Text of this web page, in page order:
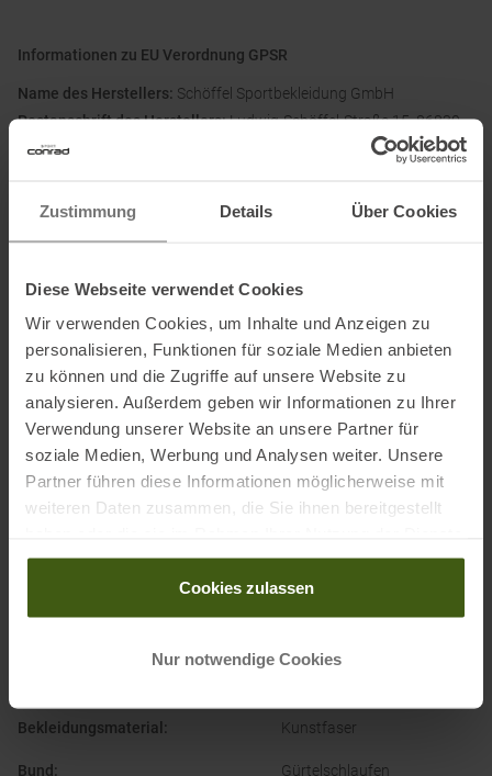
Zustimmung Details Über Cookies
Diese Webseite verwendet Cookies
Wir verwenden Cookies, um Inhalte und Anzeigen zu
personalisieren, Funktionen für soziale Medien anbieten
zu können und die Zugriffe auf unsere Website zu
analysieren. Außerdem geben wir Informationen zu Ihrer
Verwendung unserer Website an unsere Partner für
soziale Medien, Werbung und Analysen weiter. Unsere
Partner führen diese Informationen möglicherweise mit
weiteren Daten zusammen, die Sie ihnen bereitgestellt
gesammelt haben.
Cookies zulassen
Nur notwendige Cookies
Informationen zu EU Verordnung GPSR
Name des Herstellers: Schöffel Sportbekleidung GmbH
Postanschrift des Herstellers:Ludwig-Schöffel-Straße 15, 86830
Schwabmünchen, Deutschland
Ausgezeichnet mit:
Partner von
PRODUKTEIGENSCHAFTEN:
Schnelltrocknend
Bekleidungsmaterial : Kunstfaser
Bund :
Gürtelschlaufen